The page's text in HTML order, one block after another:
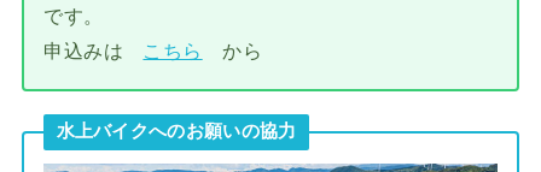
です。
申込みは こちら から
水上バイクへのお願いの協力